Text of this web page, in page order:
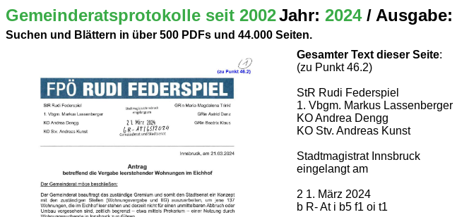
Gemeinderatsprotokolle seit 2002Jahr: 2024 / Ausgabe:
Suchen und Blättern in über 500 PDFs und 44.000 Seiten.
Gesamter Text dieser Seite:
(zu Punkt 46.2)
StR Rudi Federspiel
1. Vbgm. Markus Lassenberger
KO Andrea Dengg
KO Stv. Andreas Kunst
Stadtmagistrat Innsbruck
eingelangt am
2 1. März 2024
b R- At i b5 f1 oi t1